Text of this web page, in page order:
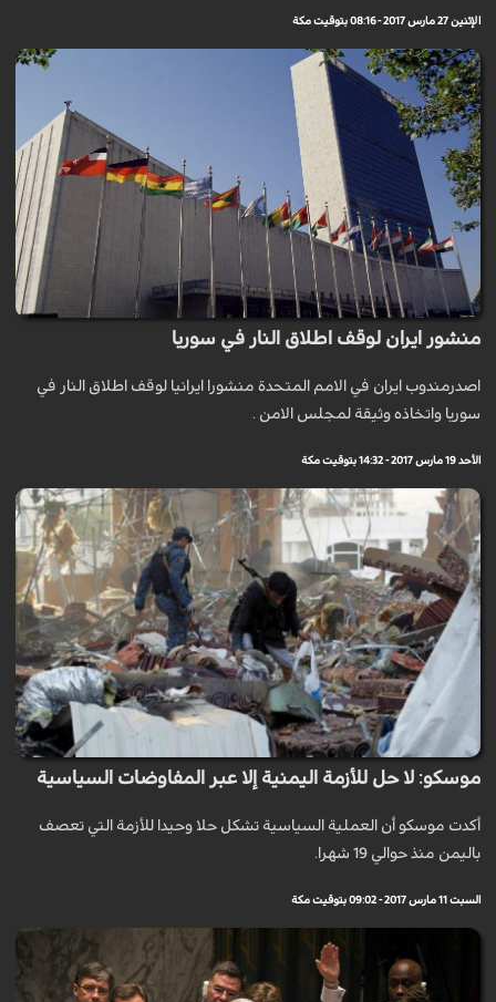
الإثنين 27 مارس 2017 - 08:16 بتوقيت مكة
منشور ايران لوقف اطلاق النار في سوريا
اصدرمندوب ايران في الامم المتحدة منشورا ايرانيا لوقف اطلاق النار في
سوريا واتخاذه وثيقة لمجلس الامن .
الأحد 19 مارس 2017 - 14:32 بتوقيت مكة
موسكو: لا حل للأزمة اليمنية إلا عبر المفاوضات السياسية
أكدت موسكو أن العملية السياسية تشكل حلا وحيدا للأزمة التي تعصف
باليمن منذ حوالي 19 شهرا.
السبت 11 مارس 2017 - 09:02 بتوقيت مكة